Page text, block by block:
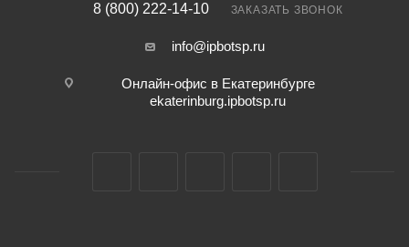
8 (800) 222-14-10 ЗАКАЗАТЬ ЗВОНОК
info@ipbotsp.ru
Онлайн-офис в Екатеринбурге
ekaterinburg.ipbotsp.ru